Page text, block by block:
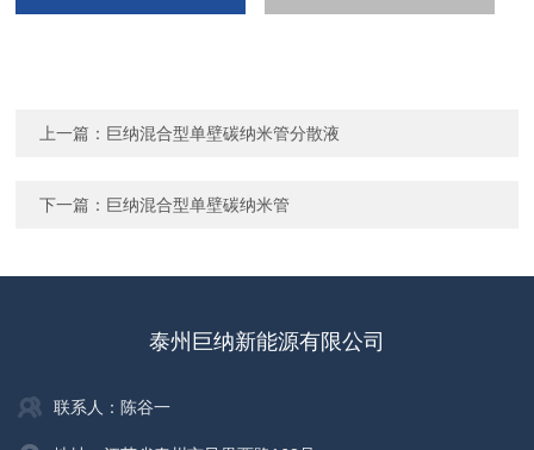
上一篇： 巨纳混合型单壁碳纳米管分散液
下一篇： 巨纳混合型单壁碳纳米管
泰州巨纳新能源有限公司
联系人：陈谷一